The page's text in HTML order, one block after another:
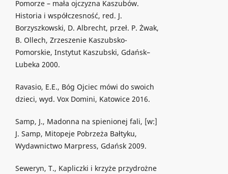
Pomorze – mała ojczyzna Kaszubów.
Historia i współczesność, red. J.
Borzyszkowski, D. Albrecht, przeł. P. Żwak,
B. Ollech, Zrzeszenie Kaszubsko-
Pomorskie, Instytut Kaszubski, Gdańsk–
Lubeka 2000.
Ravasio, E.E., Bóg Ojciec mówi do swoich
dzieci, wyd. Vox Domini, Katowice 2016.
Samp, J., Madonna na spienionej fali, [w:]
J. Samp, Mitopeje Pobrzeża Bałtyku,
Wydawnictwo Marpress, Gdańsk 2009.
Seweryn, T., Kapliczki i krzyże przydrożne